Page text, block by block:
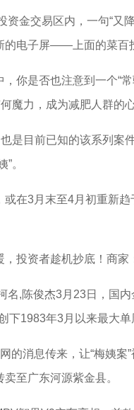
交易区内，一句“又
电子屏——上面的菜百
是否也注意到一个“
魔力，成为减肥人群
目前已知的该系列案
。
3月末至4月初重新趋
投资者趁机抄底！商家
,陈俊杰3月23日，国内
下1983年3月以来最大单
消息传来，让“梅姨案
至广东河源紫金县。